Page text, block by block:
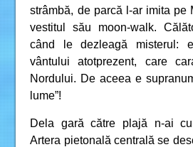
strâmbă, de parcă l-ar imita pe
vestitul său moon-walk.
când le dezleagă misterul:
vântului atotprezent, care
Nordului. De aceea e
lume”!
Dela gară către plajă n-ai
Artera pietonală centrală se